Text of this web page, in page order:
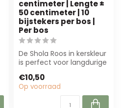
centimeter | Lengte ±
50 centimeter | 10
bijstekers per bos |
Per bos
De Shola Roos in kerskleur
is perfect voor langdurige
nat...
€10,50
Op voorraad